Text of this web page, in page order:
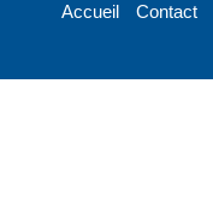
Accueil Contact